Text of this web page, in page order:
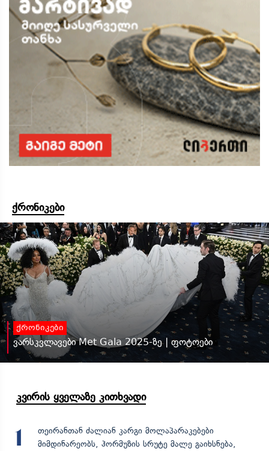
ქრონიკები
ქრონიკები
ვარსკვლავები Met Gala 2025-ზე | ფოტოები
კვირის ყველაზე კითხვადი
1
თეირანთან ძალიან კარგი მოლაპარაკებები
მიმდინარეობს, ჰორმუზის სრუტე მალე გაიხსნება,